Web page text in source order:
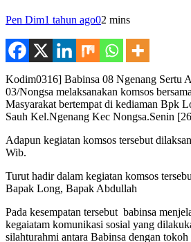
Pen Dim1 tahun ago02 mins
Kodim0316] Babinsa 08 Ngenang Sertu
03/Nongsa melaksanakan komsos
Masyarakat bertempat di kediaman Bpk
Sauh Kel.Ngenang Kec Nongsa.Senin
Adapun kegiatan komsos tersebut
Wib.
Turut hadir dalam kegiatan komsos
Bapak Long, Bapak Abdullah
Pada kesempatan tersebut babinsa
kegaiatam komunikasi sosial yang
silahturahmi antara Babinsa dengan